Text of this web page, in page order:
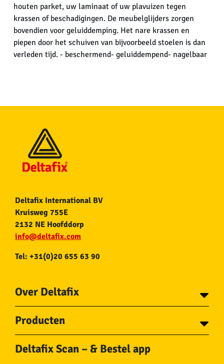
houten parket, uw laminaat of uw plavuizen tegen
krassen of beschadigingen. De meubelglijders zorgen
bovendien voor geluiddemping. Het nare krassen en
piepen door het schuiven van bijvoorbeeld stoelen is dan
verleden tijd. - beschermend- geluiddempend- nagelbaar
Deltafix International BV
Kruisweg 755E
2132 NE Hoofddorp
info@deltafix.com
Tel: +31(0)20 655 63 90
Over Deltafix
Voor gemeentes
Over Deltafix
Producten
Schroeven
Ketting en Toebehoren
Deltafix Scan – & Bestel app